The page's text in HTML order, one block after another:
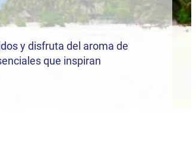
y disfruta del aroma de
que inspiran